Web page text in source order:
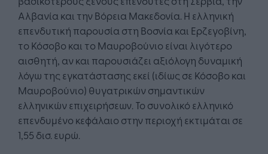
Αλβανία και την Βόρεια Μακεδονία. Η ελληνική
επενδυτική παρουσία στη Βοσνία και Ερζεγοβίνη,
το Κόσοβο και το Μαυροβούνιο είναι λιγότερο
αισθητή, αν και παρουσιάζει αξιόλογη δυναμική
λόγω της εγκατάστασης εκεί (ιδίως σε Κόσοβο και
Μαυροβούνιο) θυγατρικών σημαντικών
ελληνικών επιχειρήσεων. Το συνολικό ελληνικό
επενδυμένο κεφάλαιο στην περιοχή εκτιμάται σε
1,55 δισ. ευρώ.